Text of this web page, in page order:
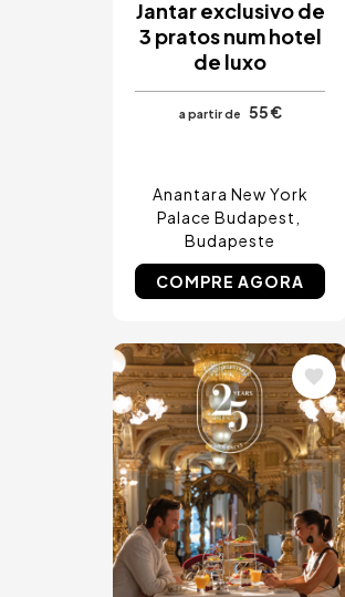
Jantar exclusivo de
3 pratos num hotel
de luxo
a partir de 55 €
Anantara New York
Palace Budapest
Budapeste
COMPRE AGORA
Imagem